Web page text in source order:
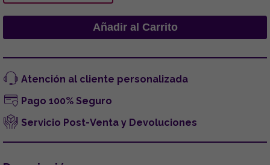
Atención al cliente personalizada
Pago 100% Seguro
Servicio Post-Venta y Devoluciones